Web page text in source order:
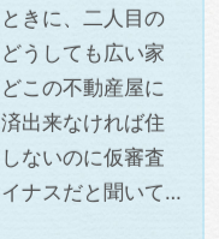
きに、二人目の
うしても広い家
この不動産屋に
出来なければ住
ないのに仮審査
ナスだと聞いて…